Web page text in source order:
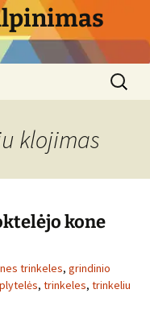
Search
for:
klojimas
kone
trinkeles, grindinio
, trinkeles, trinkeliu